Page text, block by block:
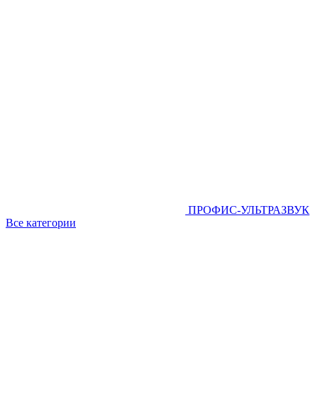
ПРОФИС-УЛЬТРАЗВУК
Все категории